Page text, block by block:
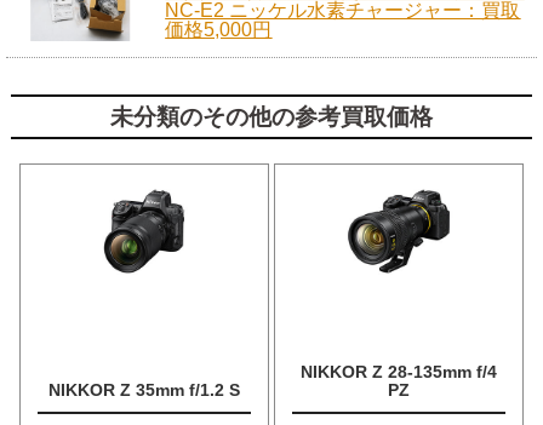
NC-E2 ニッケル水素チャージャー：買取
価格5,000円
未分類のその他の参考買取価格
NIKKOR Z 35mm f/1.2 S
NIKKOR Z 28-135mm f/4
PZ